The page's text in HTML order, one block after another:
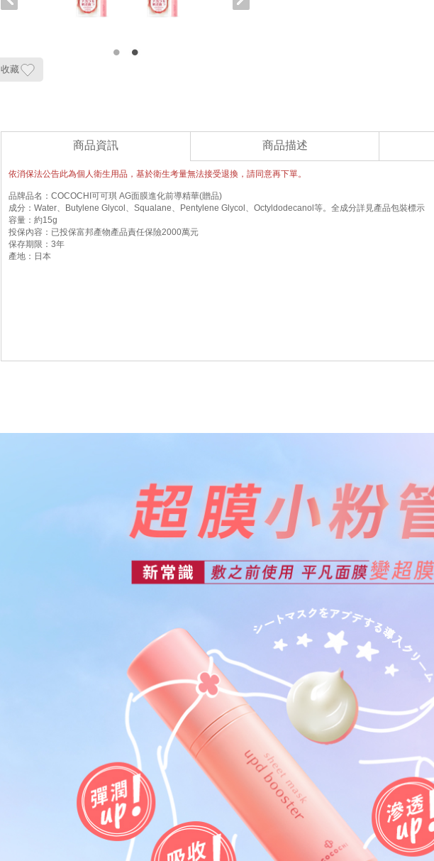
收藏
商品資訊 商品描述
依消保法公告此為個人衛生用品，基於衛生考量無法接受退換，請同意再下單。
品牌品名：COCOCHI可可琪 AG面膜進化前導精華(贈品)
成分：Water、Butylene Glycol、Squalane、Pentylene Glycol、Octyldodecanol等。全成分詳見產品包裝標示
容量：約15g
投保內容：已投保富邦產物產品責任保險2000萬元
保存期限：3年
產地：日本